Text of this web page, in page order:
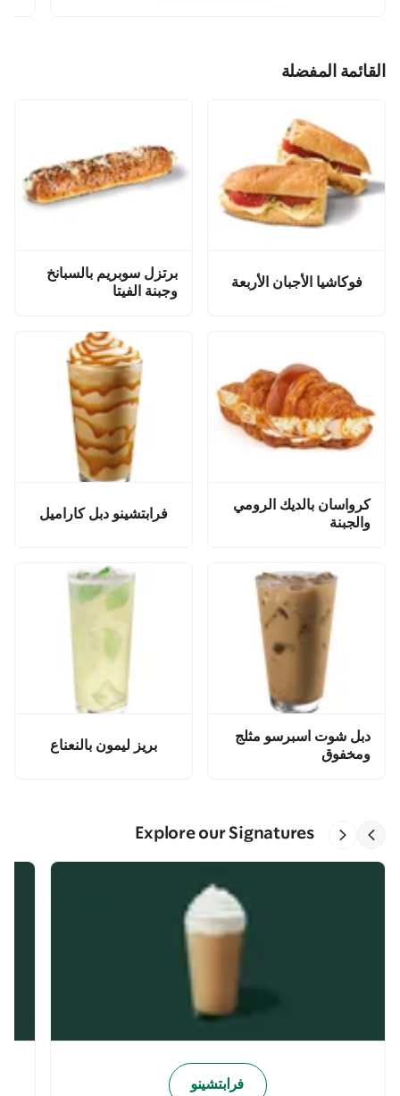
القائمة المفضلة
فوكاشيا الأجبان الأربعة
برتزل سوبريم بالسبانخ
وجبنة الفيتا
كرواسان بالديك الرومي
والجبنة
فرابتشينو دبل كاراميل
دبل شوت اسبرسو مثلج
ومخفوق
بريز ليمون بالنعناع
Explore our Signatures
فرابتشينو